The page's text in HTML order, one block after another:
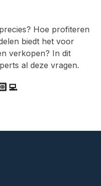
Hoe profiteren
biedt het voor
verkopen? In dit
al deze vragen.